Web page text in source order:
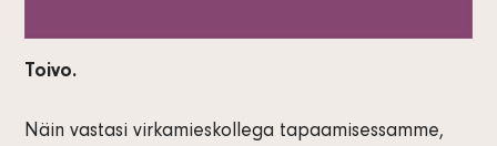
Toivo.
Näin vastasi virkamieskollega tapaamisessamme,